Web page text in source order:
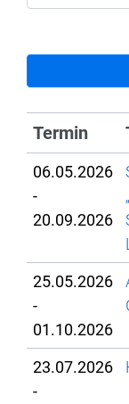
Termin
06.05.2026
-
20.09.2026
25.05.2026
-
01.10.2026
23.07.2026
-